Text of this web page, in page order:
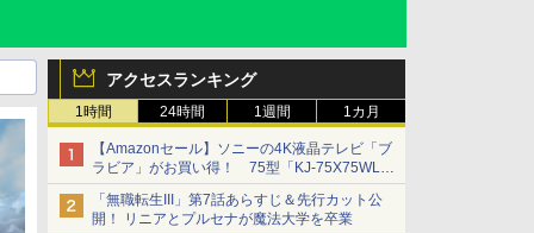
アクセスランキング
1時間 24時間 1週間 1カ月
【Amazonセール】ソニーの4K液晶テレビ「ブ
ラビア」がお買い得！ 75型「KJ-75X75WL」
などラインナップ
「無職転生III」第7話あらすじ＆先行カット公
開！ リニアとプルセナが魔法大学を卒業